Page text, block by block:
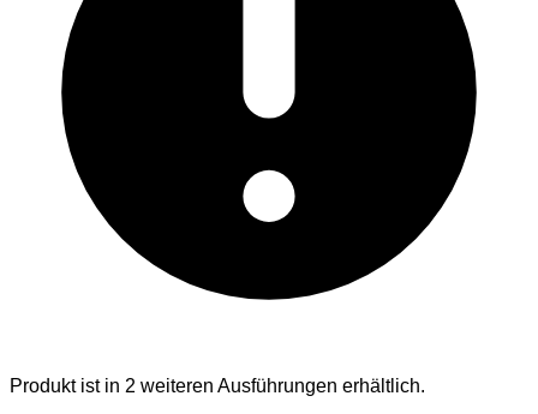
Produkt ist in 2 weiteren Ausführungen erhältlich.